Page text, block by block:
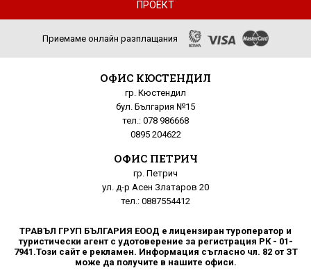
ПРОЕКТ
Приемаме онлайн разплащания
ОФИС КЮСТЕНДИЛ
гр. Кюстендил
бул. България №15
тел.: 078 986668
0895 204622
ОФИС ПЕТРИЧ
гр. Петрич
ул. д-р Асен Златаров 20
тел.: 0887554412
ТРАВЪЛ ГРУП БЪЛГАРИЯ ЕООД е лицензиран туроператор и
туристически агент с удотоверение за регистрация РК - 01-
7941.Този сайт е рекламен. Информация съгласно чл. 82 от ЗТ
може да получите в нашите офиси.